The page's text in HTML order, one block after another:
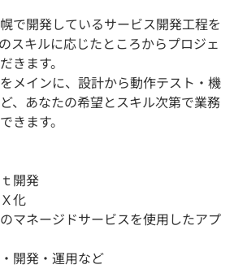
で開発しているサービス開発工程を
スキルに応じたところからプロジェ
きます。
に、設計から動作テスト・機
、あなたの希望とスキル次第で業務
きます。
開発
化
マネージドサービスを使用したアプ
開発・運用など